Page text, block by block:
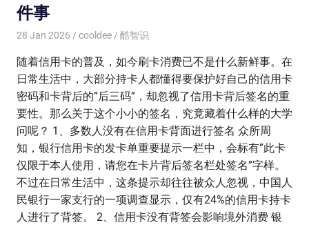
件事
28 Jan 2026 cooldee 酷智识
随着信用卡的普及，如今刷卡消费已不是什么新鲜事。在
日常生活中，大部分持卡人都懂得要保护好自己的信用卡
密码和卡背后的”后三码”，却忽视了信用卡背后签名的重
要性。那么关于这个小小的签名，究竟藏着什么样的大学
问呢？ 1、多数人没有在信用卡背面进行签名 众所周
知，银行信用卡的发卡单重要提示一栏中，会标有”此卡
仅限于本人使用，请您在卡片背后签名栏处签名”字样。
不过在日常生活中，这条提示却往往被众人忽视，中国人
民银行一家支行的一项调查显示，仅有24%的信用卡持卡
人进行了背签。 2、信用卡没有背签会影响境外消费 银